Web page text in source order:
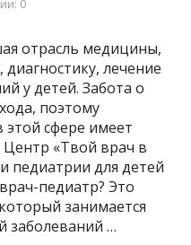
0
отрасль медицины,
лечение
у детей. Забота о
поэтому
этой сфере имеет
Центр «Твой врач в
педиатрии для детей
педиатр? Это
занимается
заболеваний …